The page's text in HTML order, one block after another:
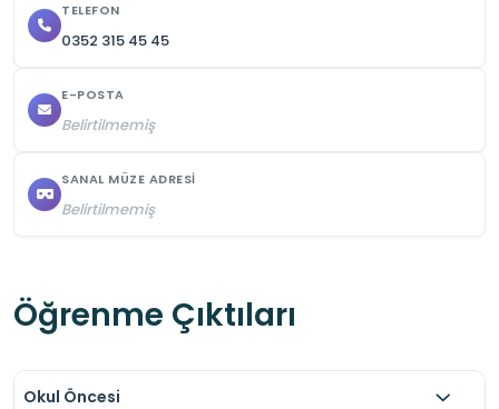
Rehbere veya görevliye sorular sorularak
öğrenme isteği gösterilmelidir.
Galeriden ayrılmadan önce öğrenilen bilgiler
TELEFON
0352 315 45 45
E-POSTA
Belirtilmemiş
SANAL MÜZE ADRESI
Belirtilmemiş
Öğrenme Çıktıları
Okul Öncesi